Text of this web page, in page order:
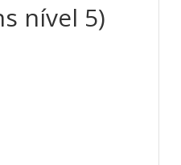
nível 5)